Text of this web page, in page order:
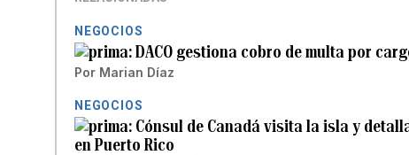
NEGOCIOS
DACO gestiona cobro de multa por
Por Marian Díaz
NEGOCIOS
Cónsul de Canadá visita la isla y
en Puerto Rico